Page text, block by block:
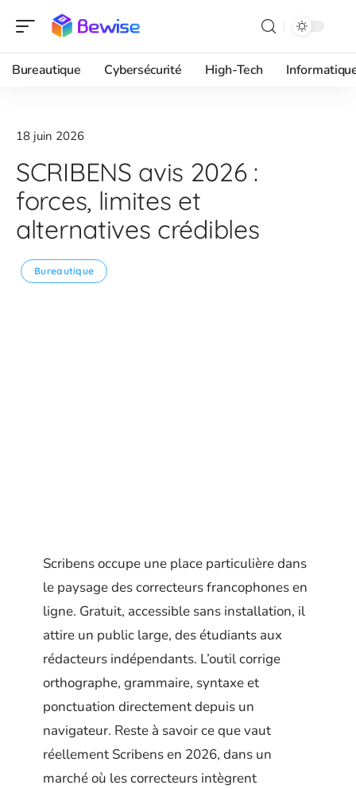
Bureautique Cybersécurité High-Tech
18 juin 2026
SCRIBENS avis 2026 :
forces, limites et
alternatives crédibles
Bureautique
Scribens occupe une place particulière dans
le paysage des correcteurs francophones en
ligne. Gratuit, accessible sans installation, il
attire un public large, des étudiants aux
rédacteurs indépendants. L’outil corrige
orthographe, grammaire, syntaxe et
ponctuation directement depuis un
navigateur. Reste à savoir ce que vaut
réellement Scribens en 2026, dans un
marché où les correcteurs intègrent